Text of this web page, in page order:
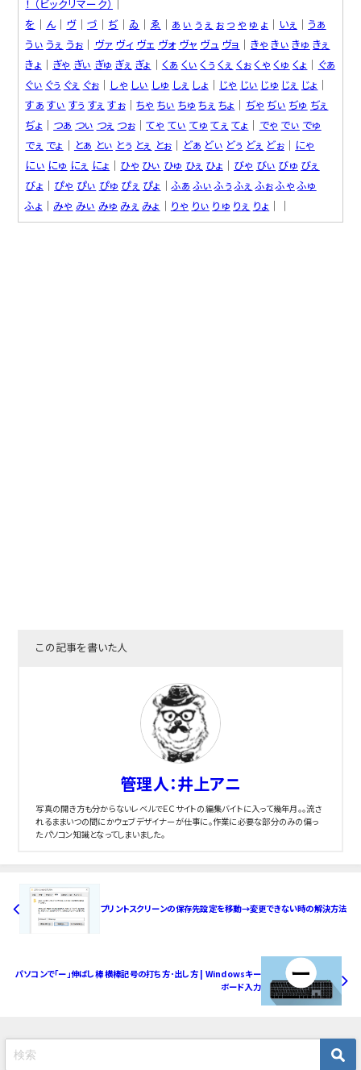
！ （ビックリマーク）
を │ ん│ ヴ│ づ │ ぢ │ ゐ │ ゑ │ ぁ ぃ ぅ ぇ ぉ っ ゃ ゅ ょ │ いぇ │ うぁ
うぃ うぇ うぉ │ ヴァ ヴィ ヴェ ヴォ ヴャ ヴュ ヴョ │ きゃ きぃ きゅ きぇ
きょ │ ぎゃ ぎぃ ぎゅ ぎぇ ぎょ │ くぁ くぃ くぅ くぇ くぉくゃ くゅ くょ │ ぐぁ
ぐぃ ぐぅ ぐぇ ぐぉ │ しゃ しぃ しゅ しぇ しょ │ じゃ じぃ じゅ じぇ じょ │
すぁ すぃ すぅ すぇ すぉ│ちゃ ちぃ ちゅ ちぇ ちょ │ ぢゃ ぢぃ ぢゅ ぢぇ
ぢょ │ つぁ つぃ つぇ つぉ│てゃ てぃ てゅ てぇ てょ │ でゃ でぃ でゅ
でぇ でょ │ とぁ とぃ とぅ とぇ とぉ │ どぁ どぃ どぅ どぇ どぉ│ にゃ
にぃ にゅ にぇ にょ │ ひゃ ひぃ ひゅ ひぇ ひょ │ びゃ びぃ びゅ びぇ
びょ │ ぴゃ ぴぃ ぴゅ ぴぇ ぴょ │ふぁ ふぃ ふぅ ふぇ ふぉふゃ ふゅ
ふょ │ みゃ みぃ みゅ みぇ みょ │ りゃ りぃ りゅ りぇ りょ ││
この記事を書いた人
管理人：井上アニ
写真の開き方も分からないレベルでＥＣサイトの編集バイトに入って幾年月。。流さ
れるままいつの間にかウェブデザイナーが仕事に。作業に必要な部分のみの偏っ
たパソコン知識となってしまいました。
プリントスクリーンの保存先設定を移動→変更できない時の解決方法
パソコンで「ー」伸ばし棒 横棒記号の打ち方･出し方 | Windowsキー
ボード入力